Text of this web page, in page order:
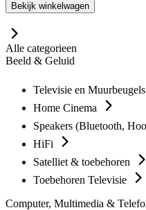
Bekijk winkelwagen
Alle categorieen
Beeld & Geluid
Televisie en Muurbeugels
Home Cinema
Speakers (Bluetooth,
HiFi
Satelliet & toebehoren
Toebehoren Televisie
Computer, Multimedia &